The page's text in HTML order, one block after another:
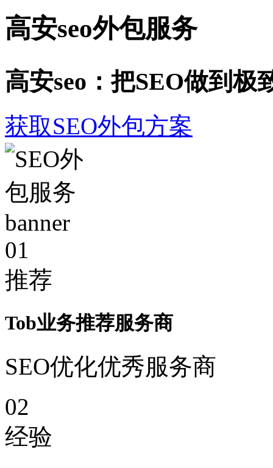
高安seo外包服务
高安seo：把SEO做到极
获取SEO外包方案
01
推荐
Tob业务推荐服务商
SEO优化优秀服务商
02
经验